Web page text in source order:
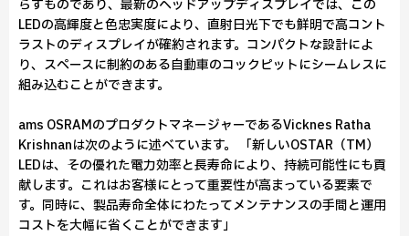
らすものであり、最新のヘッドアップディスプレイでは、この
LEDの高輝度と色忠実度により、直射日光下でも鮮明で高コント
ラストのディスプレイが確約されます。コンパクトな設計によ
り、スペースに制約のある自動車のコックピットにシームレスに
組み込むことができます。
ams OSRAMのプロダクトマネージャーであるVicknes Ratha
Krishnanは次のように述べています。 「新しいOSTAR（TM）
LEDは、その優れた電力効率と長寿命により、持続可能性にも貢
献します。これはお客様にとって重要性が高まっている要素で
す。同時に、製品寿命全体にわたってメンテナンスの手間と運用
コストを大幅に省くことができます」